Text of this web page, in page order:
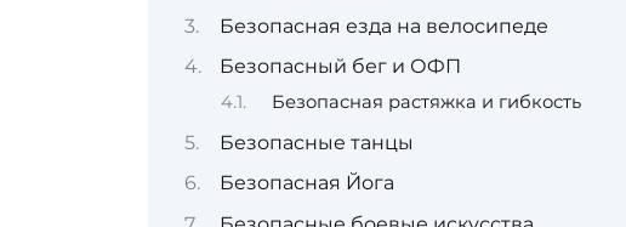
Безопасная езда на велосипеде
Безопасный бег и ОФП
Безопасная растяжка и гибкость
Безопасные танцы
Безопасная Йога